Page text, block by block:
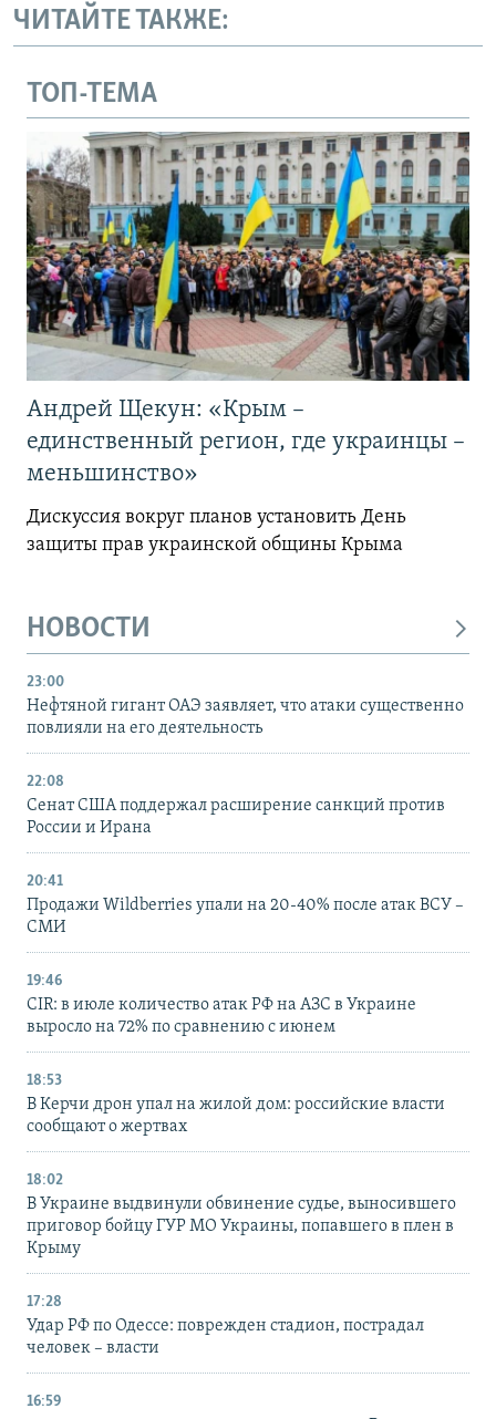
ЧИТАЙТЕ ТАКЖЕ:
ТОП-ТЕМА
Андрей Щекун: «Крым –
единственный регион, где украинцы –
меньшинство»
Дискуссия вокруг планов установить День
защиты прав украинской общины Крыма
НОВОСТИ
23:00
Нефтяной гигант ОАЭ заявляет, что атаки существенно
повлияли на его деятельность
22:08
Сенат США поддержал расширение санкций против
России и Ирана
20:41
Продажи Wildberries упали на 20-40% после атак ВСУ –
СМИ
19:46
CIR: в июле количество атак РФ на АЗС в Украине
выросло на 72% по сравнению с июнем
18:53
В Керчи дрон упал на жилой дом: российские власти
сообщают о жертвах
18:02
В Украине выдвинули обвинение судье, выносившего
приговор бойцу ГУР МО Украины, попавшего в плен в
Крыму
17:28
Удар РФ по Одессе: поврежден стадион, пострадал
человек – власти
16:59